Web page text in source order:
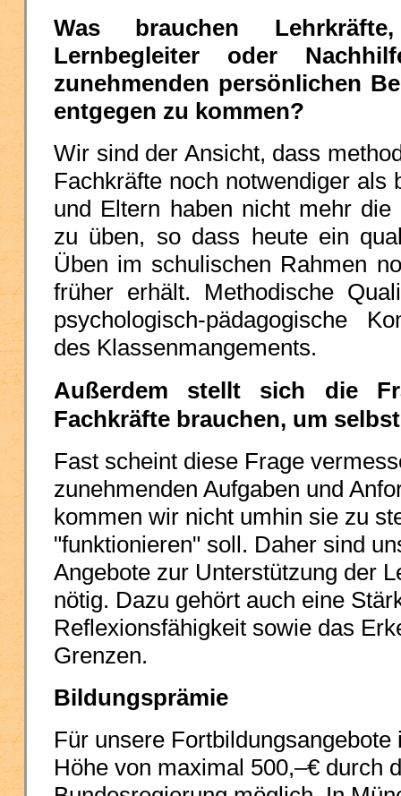
Was brauchen Lehrkräfte,
Lernbegleiter oder
zunehmenden persönlichen
entgegen zu kommen?
Wir sind der Ansicht, dass
Fachkräfte noch notwendiger als
und Eltern haben nicht mehr
zu üben, so dass heute ein
Üben im schulischen Rahmen
früher erhält. Methodische
psychologisch-pädagogische
des Klassenmangements.
Außerdem stellt sich die
Fachkräfte brauchen, um
Fast scheint diese Frage
zunehmenden Aufgaben und
kommen wir nicht umhin sie zu
"funktionieren" soll. Daher sind
Angebote zur Unterstützung der
nötig. Dazu gehört auch eine
Reflexionsfähigkeit sowie das
Grenzen.
Bildungsprämie
Für unsere
Höhe von maximal 500,–€ durch